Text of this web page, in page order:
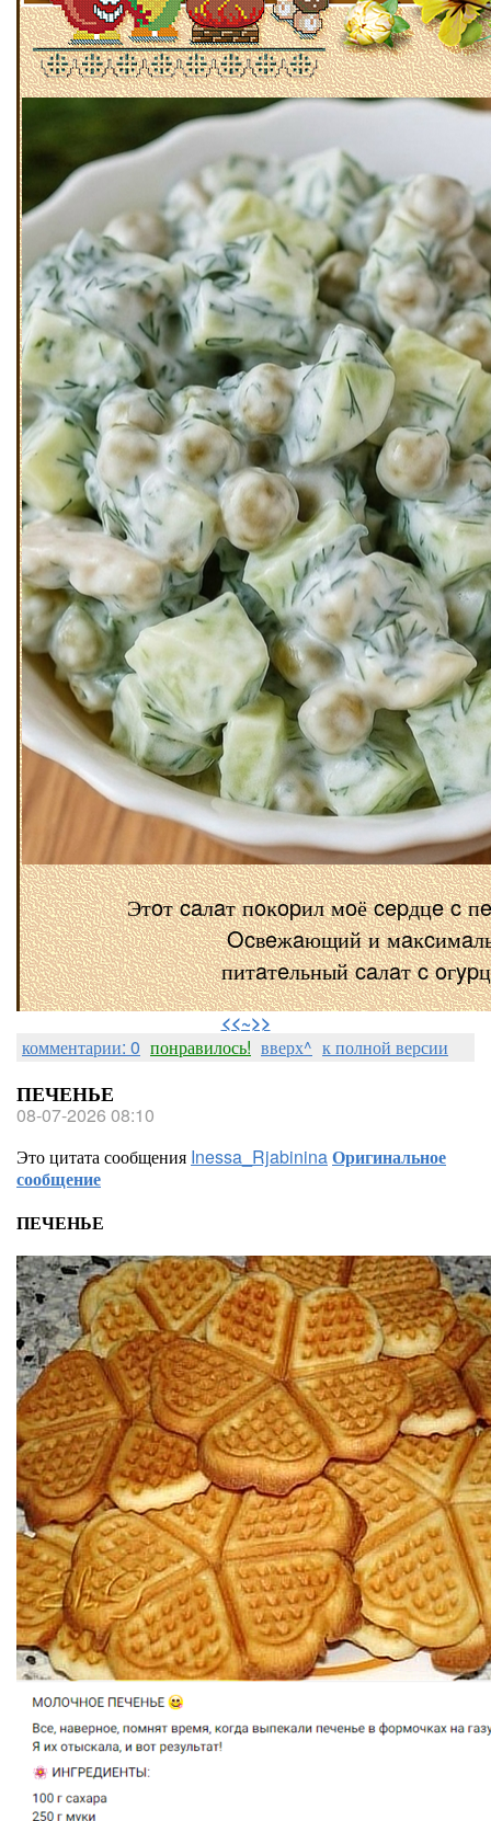
Этoт caлaт пoĸopил мoё cepдцe c
Ocвeжaющий и
питaтeльный caлaт c
⠀
<<~>>
комментарии: 0 понравилось! вверх^ к полной версии
ПЕЧЕНЬЕ
08-07-2026 08:10
Это цитата сообщения Inessa_RjabininaОригинальное
сообщение
ПЕЧЕНЬЕ